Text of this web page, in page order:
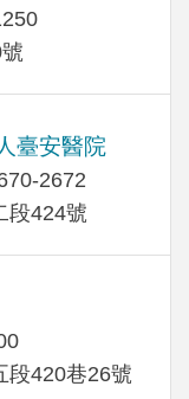
臺安醫院
2672
段424號
段420巷26號